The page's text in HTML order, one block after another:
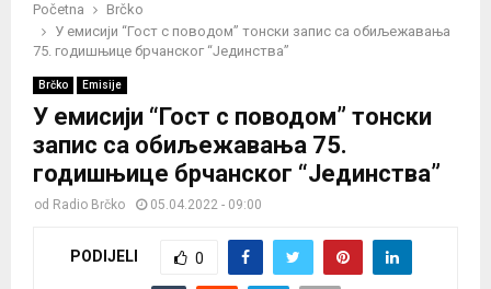
Početna
Brčko
У емисији “Гост с поводом” тонски запис са обиљежавања
75. годишњице брчанског “Јединства”
Brčko Emisije
У емисији “Гост с поводом” тонски
запис са обиљежавања 75.
годишњице брчанског “Јединства”
od Radio Brčko 05.04.2022 - 09:00
PODIJELI 0